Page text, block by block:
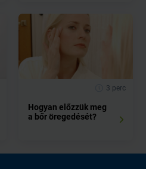
3 perc
Hogyan előzzük meg
a bőr öregedését?